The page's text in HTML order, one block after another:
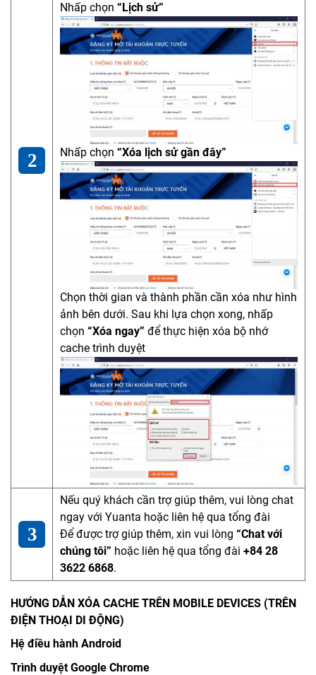
Nhấp chọn “Lịch sử”
Nhấp chọn “Xóa lịch sử gần đây”
Chọn thời gian và thành phần cần xóa như hình
ảnh bên dưới. Sau khi lựa chọn xong, nhấp
chọn “Xóa ngay” để thực hiện xóa bộ nhớ
cache trình duyệt
Nếu quý khách cần trợ giúp thêm, vui lòng chat
ngay với Yuanta hoặc liên hệ qua tổng đài
Để được trợ giúp thêm, xin vui lòng “Chat với
chúng tôi” hoặc liên hệ qua tổng đài +84 28
3622 6868.
HƯỚNG DẪN XÓA CACHE TRÊN MOBILE DEVICES (TRÊN
ĐIỆN THOẠI DI ĐỘNG)
Hệ điều hành Android
Trình duyệt Google Chrome